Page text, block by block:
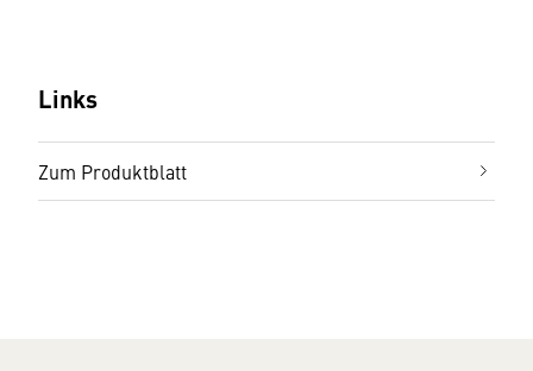
Links
Zum Produktblatt